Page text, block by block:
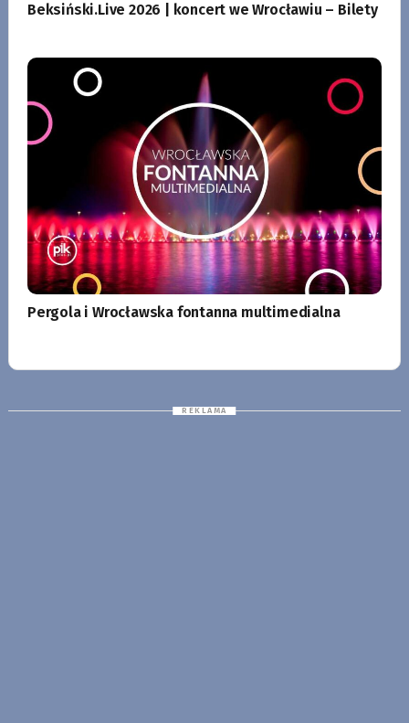
Beksiński.Live 2026 | koncert we Wrocławiu – Bilety
Pergola i Wrocławska fontanna multimedialna